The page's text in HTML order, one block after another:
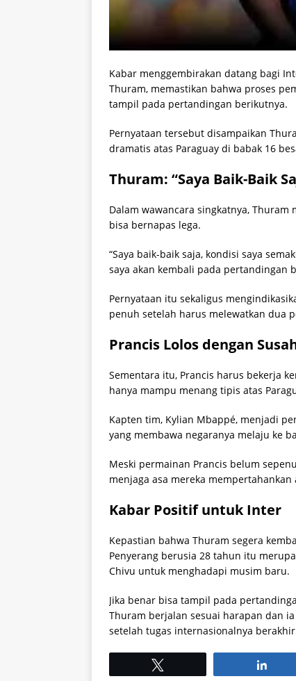
Kabar menggembirakan datang bagi
Thuram, memastikan bahwa proses
tampil pada pertandingan berikutnya.
Pernyataan tersebut disampaikan
dramatis atas Paraguay di babak 16
Thuram: “Saya Baik-Baik
Dalam wawancara singkatnya,
bisa bernapas lega.
“Saya baik-baik saja, kondisi saya
saya akan kembali pada pertandingan
Pernyataan itu sekaligus
penuh setelah harus melewatkan dua
Prancis Lolos dengan
Sementara itu, Prancis harus bekerja
hanya mampu menang tipis atas
Kapten tim, Kylian Mbappé, menjadi
yang membawa negaranya melaju ke
Meski permainan Prancis belum
menjaga asa mereka
Kabar Positif untuk Inter
Kepastian bahwa Thuram segera
Penyerang berusia 28 tahun itu
Chivu untuk menghadapi musim baru.
Jika benar bisa tampil pada
Thuram berjalan sesuai harapan dan
setelah tugas internasionalnya